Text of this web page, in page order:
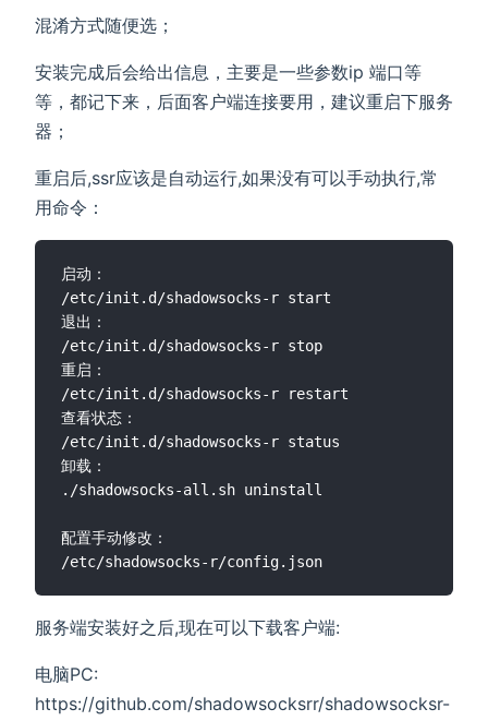
混淆方式随便选；
安装完成后会给出信息，主要是一些参数ip 端口等
等，都记下来，后面客户端连接要用，建议重启下服务
器；
重启后,ssr应该是自动运行,如果没有可以手动执行,常
用命令：
启动：
/etc/init.d/shadowsocks-r start
退出：
/etc/init.d/shadowsocks-r stop
重启：
/etc/init.d/shadowsocks-r restart
查看状态：
/etc/init.d/shadowsocks-r status
卸载：
./shadowsocks-all.sh uninstall
配置手动修改：
服务端安装好之后,现在可以下载客户端:
电脑PC:
https://github.com/shadowsocksrr/shadowsocksr-